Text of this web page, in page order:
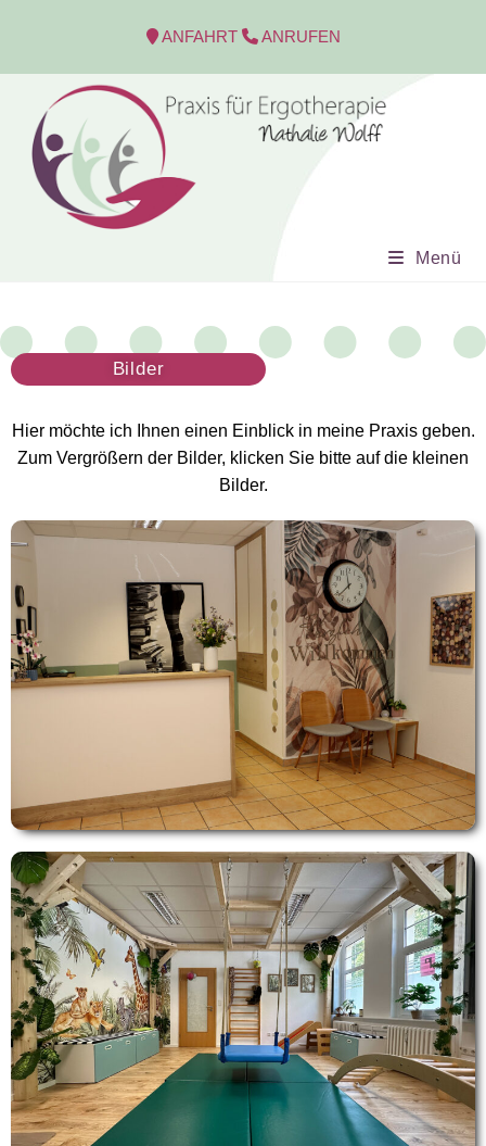
ANFAHRT ANRUFEN
Menü
Bilder
Hier möchte ich Ihnen einen Einblick in meine Praxis geben.
Zum Vergrößern der Bilder, klicken Sie bitte auf die kleinen
Bilder.